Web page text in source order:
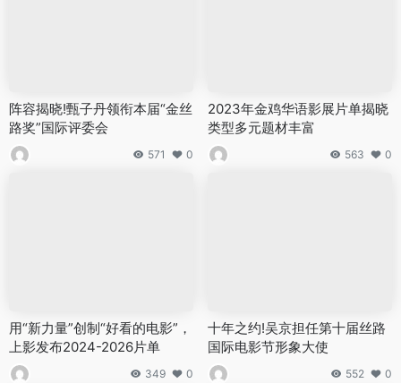
阵容揭晓!甄子丹领衔本届“金丝
路奖”国际评委会
571 0
2023年金鸡华语影展片单揭晓
类型多元题材丰富
563 0
用“新力量”创制“好看的电影”，
上影发布2024-2026片单
349 0
十年之约!吴京担任第十届丝路
国际电影节形象大使
552 0